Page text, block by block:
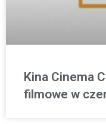
Kina Cinema
filmowe w